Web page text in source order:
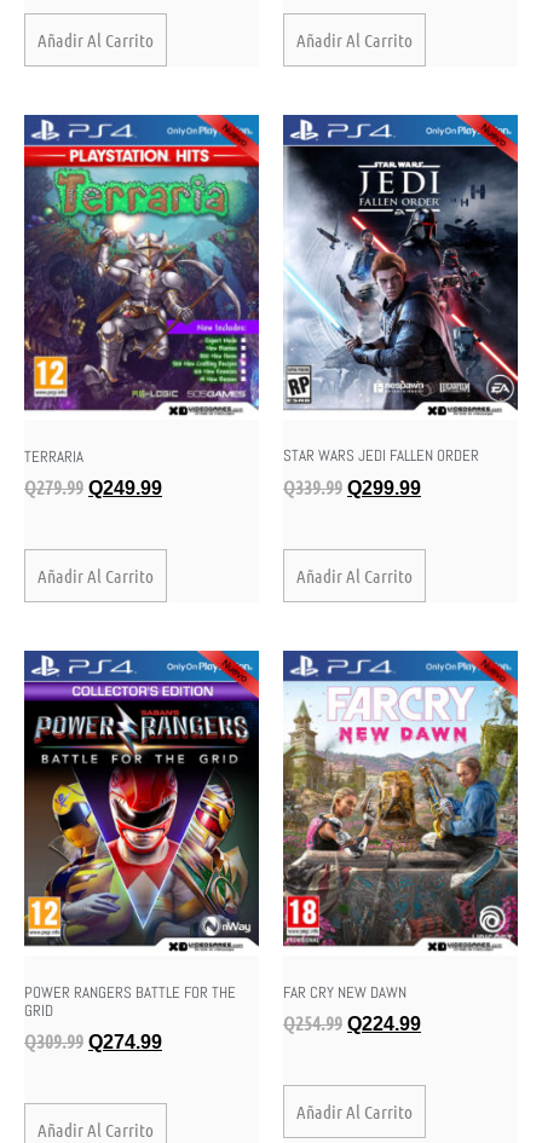
Añadir Al Carrito Añadir Al Carrito
TERRARIA
Q279.99 Q249.99
Añadir Al Carrito
STAR WARS JEDI FALLEN ORDER
Q339.99 Q299.99
Añadir Al Carrito
POWER RANGERS BATTLE FOR THE
GRID
Q309.99 Q274.99
Añadir Al Carrito
FAR CRY NEW DAWN
Q254.99 Q224.99
Añadir Al Carrito